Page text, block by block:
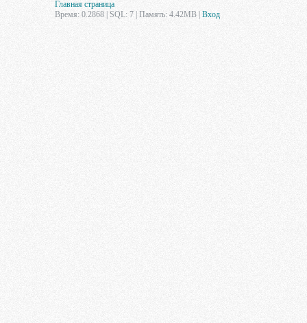
Главная страница
Время: 0.2868 | SQL: 7 | Память: 4.42MB Вход